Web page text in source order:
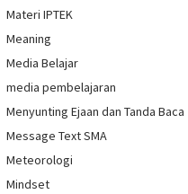
Materi IPTEK
Meaning
Media Belajar
media pembelajaran
Menyunting Ejaan dan Tanda Baca
Message Text SMA
Meteorologi
Mindset